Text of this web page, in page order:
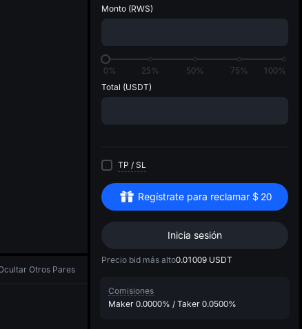
Monto (RWS)
0% 25% 50% 75%
100%
Total (USDT)
TP / SL
Regístrate para reclamar $ 20
Inicia sesión
Precio bid más alto0.01009 USDT
Comisiones
Maker 0.0000% / Taker 0.0500%
Otros Pares